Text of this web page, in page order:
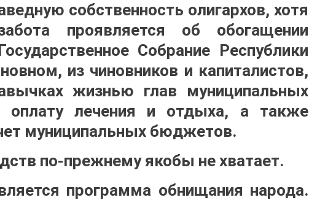
собственность олигархов, хотя
проявляется об обогащении
Собрание Республики
из чиновников и капиталистов,
жизнью глав муниципальных
лечения и отдыха, а также
муниципальных бюджетов.
по-прежнему якобы не хватает.
программа обнищания народа.